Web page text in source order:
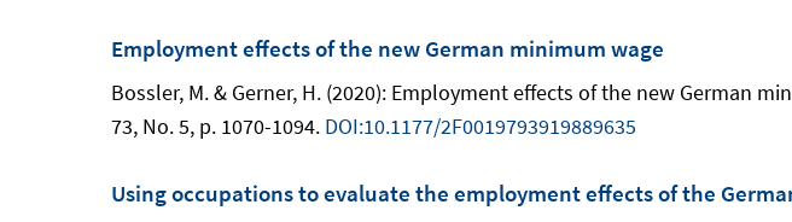
Employment effects of the new German minimum wage
Bossler, M. & Gerner, H. (2020): Employment effects of the new German
73, No. 5, p. 1070-1094. DOI:10.1177/2F0019793919889635
Using occupations to evaluate the employment effects of the